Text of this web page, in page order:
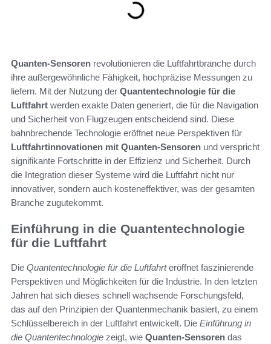
Quanten-Sensoren revolutionieren die Luftfahrtbranche durch
ihre außergewöhnliche Fähigkeit, hochpräzise Messungen zu
liefern. Mit der Nutzung der Quantentechnologie für die
Luftfahrt werden exakte Daten generiert, die für die Navigation
und Sicherheit von Flugzeugen entscheidend sind. Diese
bahnbrechende Technologie eröffnet neue Perspektiven für
Luftfahrtinnovationen mit Quanten-Sensoren und verspricht
signifikante Fortschritte in der Effizienz und Sicherheit. Durch
die Integration dieser Systeme wird die Luftfahrt nicht nur
innovativer, sondern auch kosteneffektiver, was der gesamten
Branche zugutekommt.
Einführung in die Quantentechnologie
für die Luftfahrt
Die Quantentechnologie für die Luftfahrteröffnet faszinierende
Perspektiven und Möglichkeiten für die Industrie. In den letzten
Jahren hat sich dieses schnell wachsende Forschungsfeld,
das auf den Prinzipien der Quantenmechanik basiert, zu einem
Schlüsselbereich in der Luftfahrt entwickelt. Die Einführung in
die Quantentechnologie zeigt, wie Quanten-Sensoren das